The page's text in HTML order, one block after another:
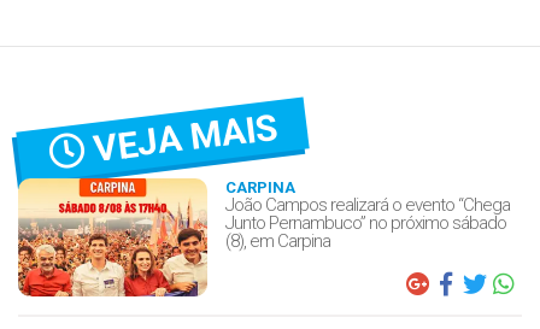
VEJA MAIS
CARPINA
João Campos realizará o evento “Chega
Junto Pernambuco” no próximo sábado
(8), em Carpina